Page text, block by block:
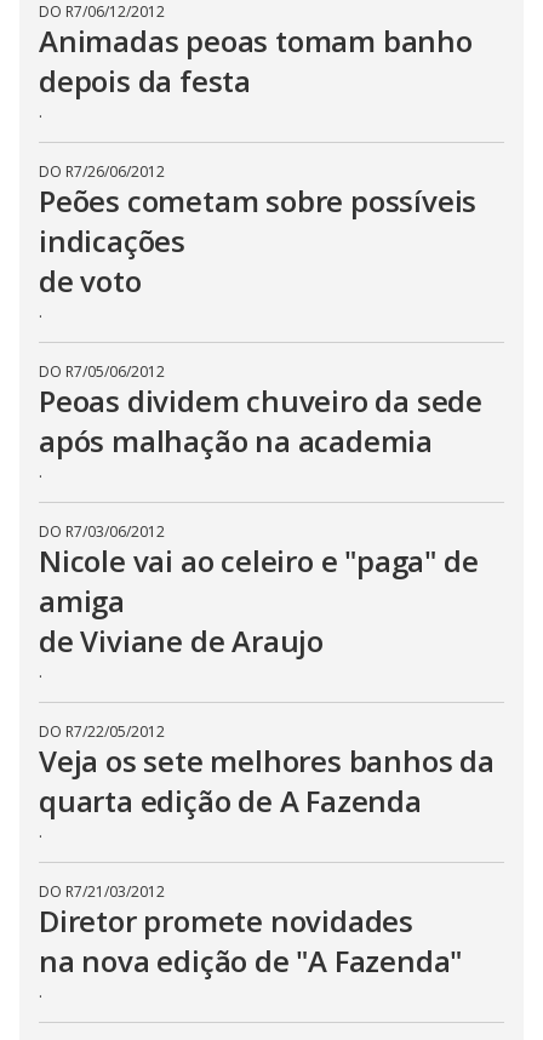
DO R7/06/12/2012
Animadas peoas tomam banho
depois da festa
.
DO R7/26/06/2012
Peões cometam sobre possíveis
indicações
de voto
.
DO R7/05/06/2012
Peoas dividem chuveiro da sede
após malhação na academia
.
DO R7/03/06/2012
Nicole vai ao celeiro e "paga" de
amiga
de Viviane de Araujo
.
DO R7/22/05/2012
Veja os sete melhores banhos da
quarta edição de A Fazenda
.
DO R7/21/03/2012
Diretor promete novidades
na nova edição de "A Fazenda"
.